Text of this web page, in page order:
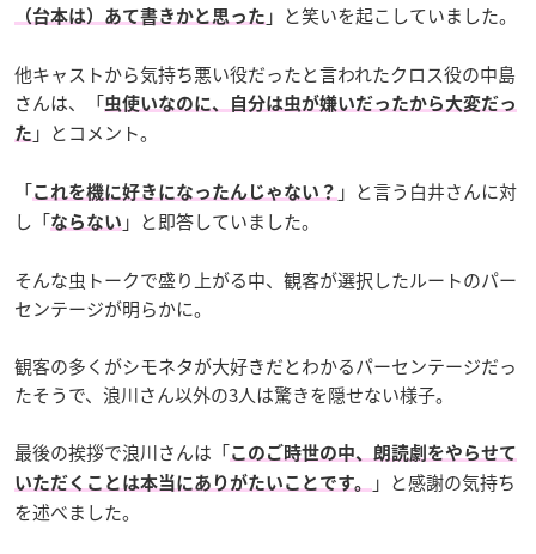
（台本は）あて書きかと思った 」と笑いを起こしていました。
他キャストから気持ち悪い役だったと言われたクロス役の中島
さんは、「虫使いなのに、自分は虫が嫌いだったから大変だっ
た 」とコメント。
「これを機に好きになったんじゃない？ 」と言う白井さんに対
し「ならない 」と即答していました。
そんな虫トークで盛り上がる中、観客が選択したルートのパー
センテージが明らかに。
観客の多くがシモネタが大好きだとわかるパーセンテージだっ
たそうで、浪川さん以外の3人は驚きを隠せない様子。
最後の挨拶で浪川さんは「このご時世の中、朗読劇をやらせて
いただくことは本当にありがたいことです。
」と感謝の気持ち
を述べました。